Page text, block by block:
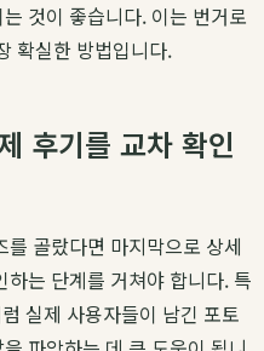
것이 좋습니다. 이는 번거로
확실한 방법입니다.
후기를 교차 확인
골랐다면 마지막으로 상세
는 단계를 거쳐야 합니다. 특
실제 사용자들이 남긴 포토